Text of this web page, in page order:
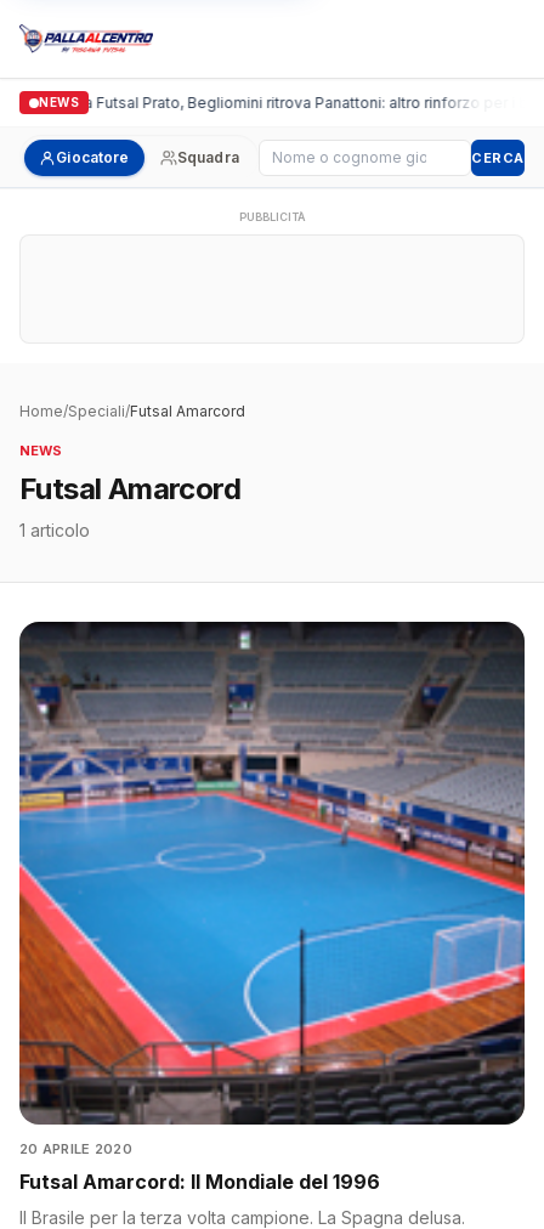
NEWS
Italgronda Futsal Prato, Begliomini ritrova Panattoni: altro rinforzo per i
Giocatore Squadra Cerca giocatore CERCA
PUBBLICITÀ
Home/Speciali/Futsal Amarcord
NEWS
Futsal Amarcord
1 articolo
20 APRILE 2020
Futsal Amarcord: Il Mondiale del 1996
Il Brasile per la terza volta campione. La Spagna delusa.